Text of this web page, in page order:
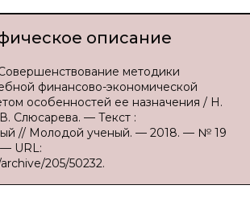
описание
методики
финансово-экономической
особенностей ее назначения / Н.
Слюсарева. — Текст :
// Молодой ученый. — 2018. — № 19
URL:
205/50232.